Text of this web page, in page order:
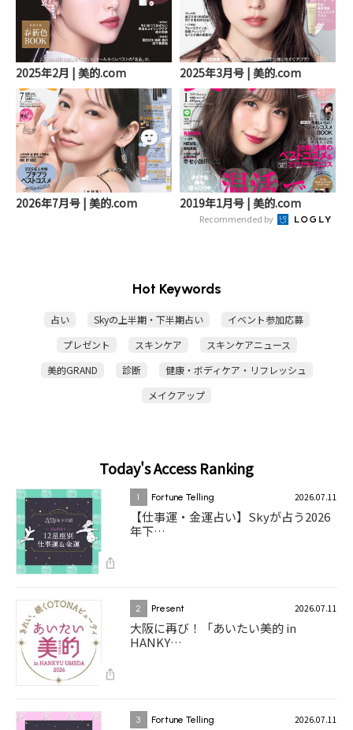
2025年2月 | 美的.com 2025年3月号 | 美的.com
2026年7月号 | 美的.com 2019年1月号 | 美的.com
Recommended by
Hot Keywords
占い Skyの上半期・下半期占い
イベント参加応募
プレゼント
スキンケア
スキンケアニュース
美的GRAND
診断
健康・ボディケア・リフレッシュ
メイクアップ
Today's Access Ranking
1 Fortune Telling 2026.07.11
【仕事運・金運占い】Skyが占う2026
年下…
2 Present 2026.07.11
大阪に再び！「あいたい美的 in
HANKY…
3 Fortune Telling 2026.07.11